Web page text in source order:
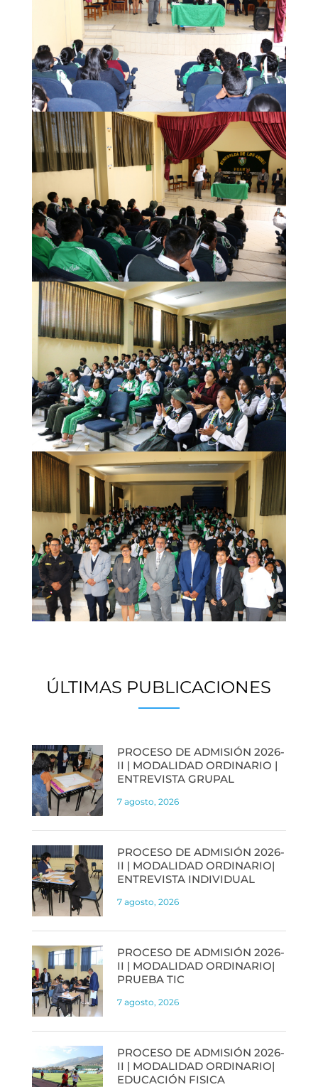
ÚLTIMAS PUBLICACIONES
PROCESO DE ADMISIÓN 2026-
II | MODALIDAD ORDINARIO |
ENTREVISTA GRUPAL
7 agosto, 2026
PROCESO DE ADMISIÓN 2026-
II | MODALIDAD ORDINARIO|
ENTREVISTA INDIVIDUAL
7 agosto, 2026
PROCESO DE ADMISIÓN 2026-
II | MODALIDAD ORDINARIO|
PRUEBA TIC
7 agosto, 2026
PROCESO DE ADMISIÓN 2026-
II | MODALIDAD ORDINARIO|
EDUCACIÓN FISICA